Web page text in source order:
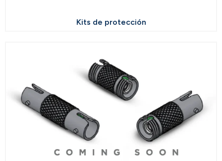
Kits de protección